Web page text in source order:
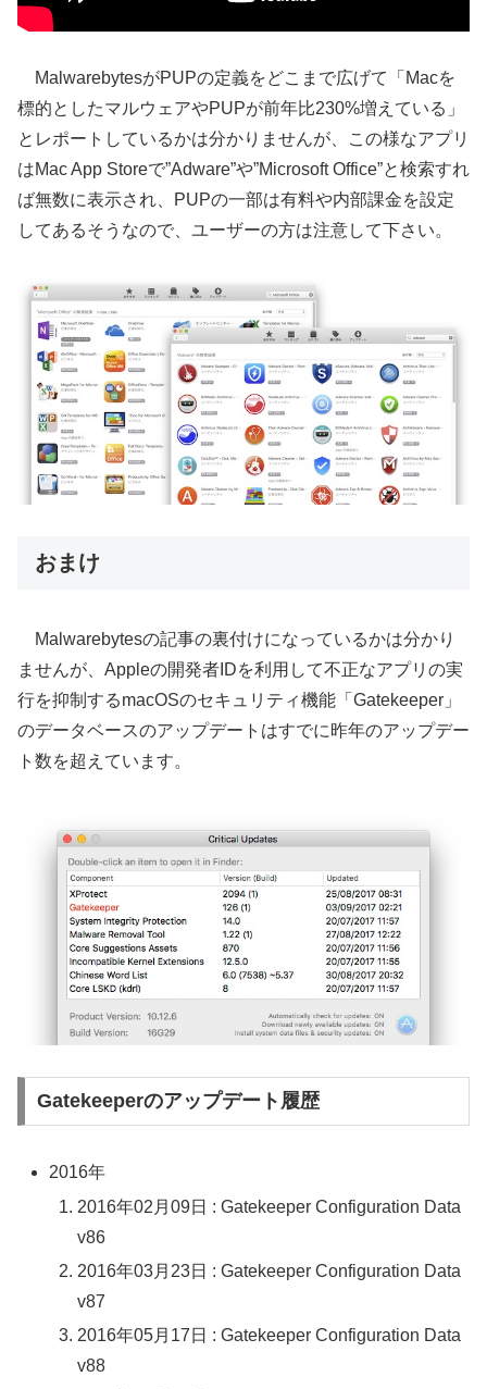
MalwarebytesがPUPの定義をどこまで広げて「Macを
標的としたマルウェアやPUPが前年比230%増えている」
とレポートしているかは分かりませんが、この様なアプリ
はMac App Storeで”Adware”や”Microsoft Office”と検索すれ
ば無数に表示され、PUPの一部は有料や内部課金を設定
してあるそうなので、ユーザーの方は注意して下さい。
おまけ
Malwarebytesの記事の裏付けになっているかは分かり
ませんが、Appleの開発者IDを利用して不正なアプリの実
行を抑制するmacOSのセキュリティ機能「Gatekeeper」
のデータベースのアップデートはすでに昨年のアップデー
ト数を超えています。
Gatekeeperのアップデート履歴
2016年
2016年02月09日 : Gatekeeper Configuration Data
v86
2016年03月23日 : Gatekeeper Configuration Data
v87
2016年05月17日 : Gatekeeper Configuration Data
v88